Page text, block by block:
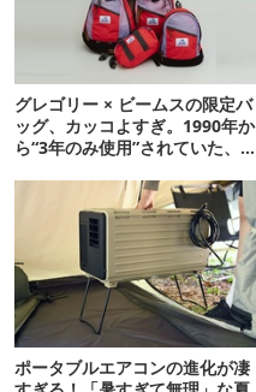
グレゴリー × ビームスの限定バ
ッグ、カッコよすぎ。1990年か
ら“3年のみ使用”されていた、紫
ポータブルエアコンの進化が凄